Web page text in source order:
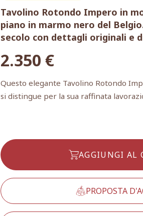
Tavolino Rotondo Impero in
piano in marmo nero del
secolo con dettagli originali e
2.350 €
Questo elegante Tavolino Rotondo
si distingue per la sua raffinata
AGGIUNGI AL
PROPOSTA